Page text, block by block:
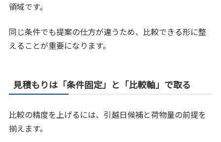
領域です。
同じ条件でも提案の仕方が違うため、比較できる形に整
えることが重要になります。
見積もりは「条件固定」と「比較軸」で取る
比較の精度を上げるには、引越日候補と荷物量の前提を
揃えます。